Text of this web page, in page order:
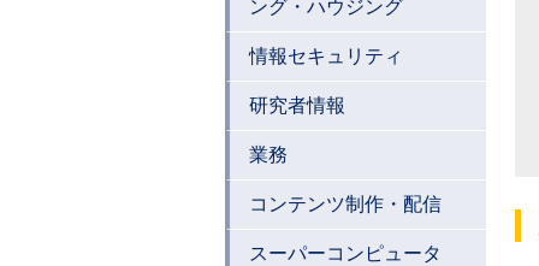
ング・ハウジング
情報セキュリティ
研究者情報
業務
コンテンツ制作・配信
スーパーコンピュータ